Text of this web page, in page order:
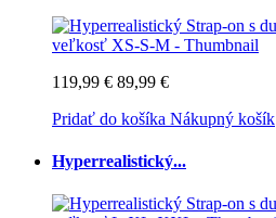
119,99 € 89,99 €
Pridať do košíka Nákupný košík
Hyperrealistický...